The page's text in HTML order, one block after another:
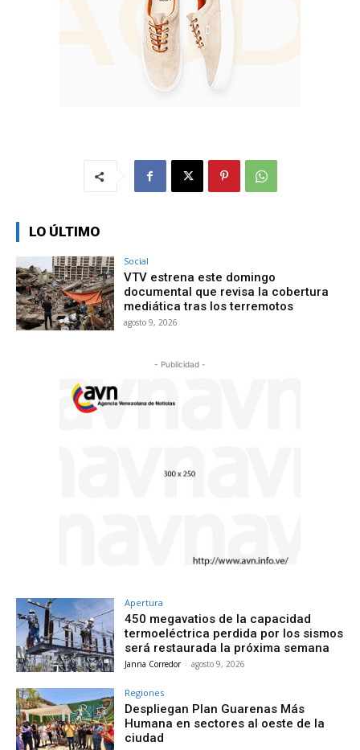
LO ÚLTIMO
Social
VTV estrena este domingo
documental que revisa la cobertura
mediática tras los terremotos
agosto 9, 2026
- Publicidad -
Apertura
450 megavatios de la capacidad
termoeléctrica perdida por los sismos
será restaurada la próxima semana
Janna Corredor - agosto 9, 2026
Regiones
Despliegan Plan Guarenas Más
Humana en sectores al oeste de la
ciudad